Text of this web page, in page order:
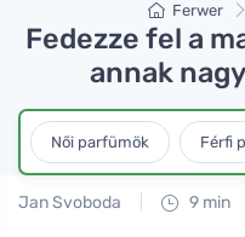
Ferwer
Fedezze fel a
annak
Női parfümök Férfi
Jan Svoboda 9 min